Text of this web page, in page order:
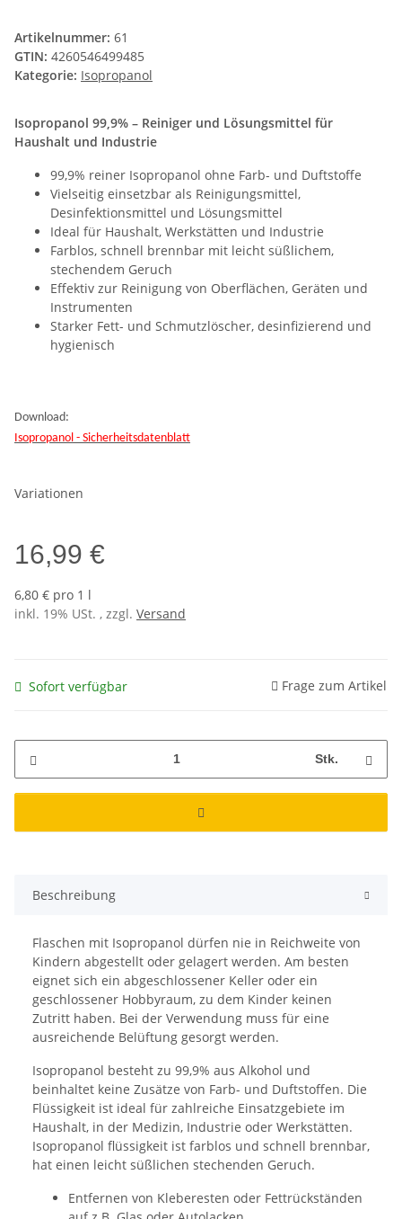
Artikelnummer: 61
GTIN: 4260546499485
Kategorie: Isopropanol
Isopropanol 99,9% – Reiniger und Lösungsmittel für
Haushalt und Industrie
99,9% reiner Isopropanol ohne Farb- und Duftstoffe
Vielseitig einsetzbar als Reinigungsmittel,
Desinfektionsmittel und Lösungsmittel
Ideal für Haushalt, Werkstätten und Industrie
Farblos, schnell brennbar mit leicht süßlichem,
stechendem Geruch
Effektiv zur Reinigung von Oberflächen, Geräten und
Instrumenten
Starker Fett- und Schmutzlöscher, desinfizierend und
hygienisch
Download:
Isopropanol - Sicherheitsdatenblatt
Variationen
16,99 €
6,80 € pro 1 l
inkl. 19% USt. , zzgl. Versand
Sofort verfügbar Frage zum Artikel
Stk.
Beschreibung
Flaschen mit Isopropanol dürfen nie in Reichweite von
Kindern abgestellt oder gelagert werden. Am besten
eignet sich ein abgeschlossener Keller oder ein
geschlossener Hobbyraum, zu dem Kinder keinen
Zutritt haben. Bei der Verwendung muss für eine
ausreichende Belüftung gesorgt werden.
Isopropanol besteht zu 99,9% aus Alkohol und
beinhaltet keine Zusätze von Farb- und Duftstoffen. Die
Flüssigkeit ist ideal für zahlreiche Einsatzgebiete im
Haushalt, in der Medizin, Industrie oder Werkstätten.
Isopropanol flüssigkeit ist farblos und schnell brennbar,
hat einen leicht süßlichen stechenden Geruch.
Entfernen von Kleberesten oder Fettrückständen